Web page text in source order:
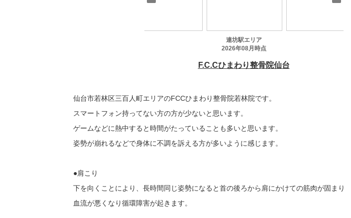
仙台市若林区三百人町エリアのFCCひまわり整骨院若林院です。
スマートフォン持ってない方の方が少ないと思います。
ゲームなどに熱中すると時間がたっていることも多いと思います。
姿勢が崩れるなどで身体に不調を訴える方が多いように感じます。
●肩こり
下を向くことにより、長時間同じ姿勢になると首の後ろから肩にかけての筋肉が固まり
血流が悪くなり循環障害が起きます。